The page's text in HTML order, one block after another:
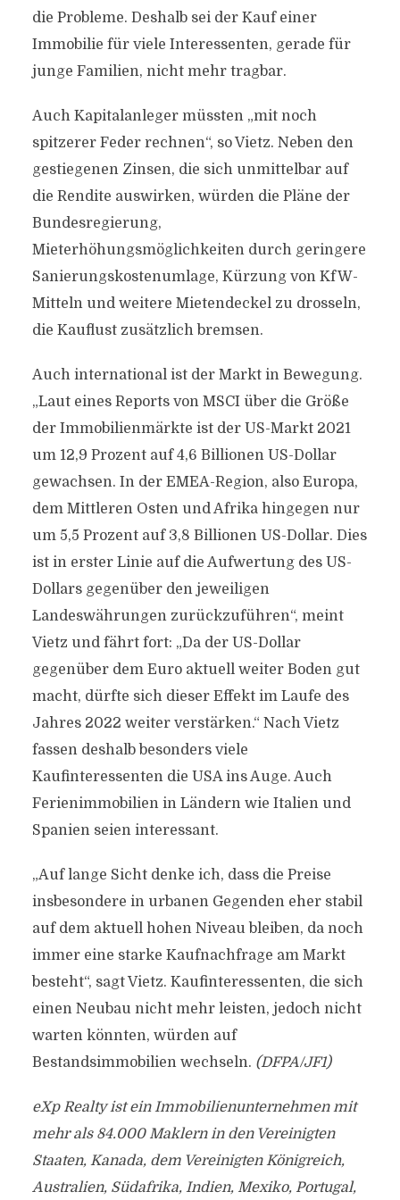
die Probleme. Deshalb sei der Kauf einer
Immobilie für viele Interessenten, gerade für
junge Familien, nicht mehr tragbar.
Auch Kapitalanleger müssten „mit noch
spitzerer Feder rechnen“, so Vietz. Neben den
gestiegenen Zinsen, die sich unmittelbar auf
die Rendite auswirken, würden die Pläne der
Bundesregierung,
Mieterhöhungsmöglichkeiten durch geringere
Sanierungskostenumlage, Kürzung von KfW-
Mitteln und weitere Mietendeckel zu drosseln,
die Kauflust zusätzlich bremsen.
Auch international ist der Markt in Bewegung.
„Laut eines Reports von MSCI über die Größe
der Immobilienmärkte ist der US-Markt 2021
um 12,9 Prozent auf 4,6 Billionen US-Dollar
gewachsen. In der EMEA-Region, also Europa,
dem Mittleren Osten und Afrika hingegen nur
um 5,5 Prozent auf 3,8 Billionen US-Dollar. Dies
ist in erster Linie auf die Aufwertung des US-
Dollars gegenüber den jeweiligen
Landeswährungen zurückzuführen“, meint
Vietz und fährt fort: „Da der US-Dollar
gegenüber dem Euro aktuell weiter Boden gut
macht, dürfte sich dieser Effekt im Laufe des
Jahres 2022 weiter verstärken.“ Nach Vietz
fassen deshalb besonders viele
Kaufinteressenten die USA ins Auge. Auch
Ferienimmobilien in Ländern wie Italien und
Spanien seien interessant.
„Auf lange Sicht denke ich, dass die Preise
insbesondere in urbanen Gegenden eher stabil
auf dem aktuell hohen Niveau bleiben, da noch
immer eine starke Kaufnachfrage am Markt
besteht“, sagt Vietz. Kaufinteressenten, die sich
einen Neubau nicht mehr leisten, jedoch nicht
warten könnten, würden auf
Bestandsimmobilien wechseln. (DFPA/JF1)
eXp Realty ist ein Immobilienunternehmen mit
mehr als 84.000 Maklern in den Vereinigten
Staaten, Kanada, dem Vereinigten Königreich,
Australien, Südafrika, Indien, Mexiko, Portugal,